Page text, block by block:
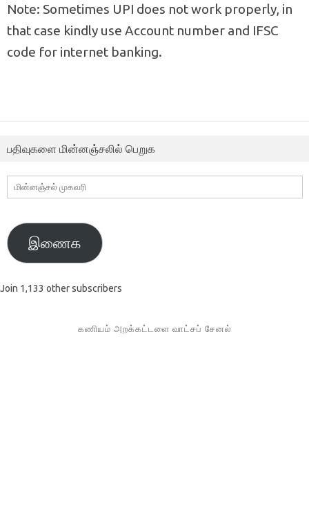
Note: Sometimes UPI does not work properly, in
that case kindly use Account number and IFSC
code for internet banking.
பதிவுகளை மின்னஞ்சலில் பெறுக
மின்னஞ்சல்
முகவரி
இணைக
Join 1,133 other subscribers
கணியம் அறக்கட்டளை வாட்சப் சேனல்